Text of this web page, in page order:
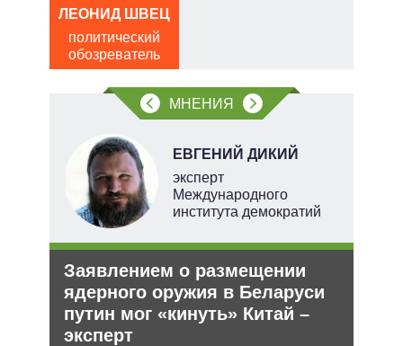
ЛЕОНИД ШВЕЦ
политический
обозреватель
МНЕНИЯ
ЕВГЕНИЙ ДИКИЙ
эксперт
Международного
института демократий
Заявлением о размещении
ядерного оружия в Беларуси
путин мог «кинуть» Китай –
эксперт